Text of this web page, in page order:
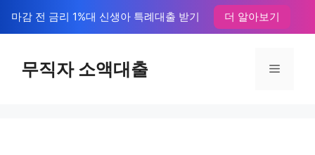
텐
마감 전 금리 1%대 신생아 특례대출 받기 더 알아보기
무직자 소액대출 메